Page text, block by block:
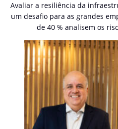
Avaliar a resiliência da
um desafio para as grandes
de 40 % analisem os